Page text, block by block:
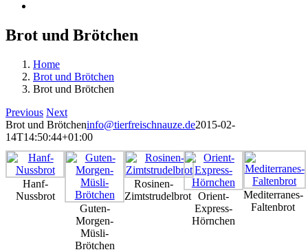
Brot und Brötchen
Home
Brot und Brötchen
Brot und Brötchen
Previous Next
Brot und Brötcheninfo@tierfreischnauze.de2015-02-
14T14:50:44+01:00
Hanf-
Nussbrot
Guten-
Morgen-
Müsli-
Brötchen
Rosinen-
Zimtstrudelbrot
Orient-
Express-
Hörnchen
Mediterranes-
Faltenbrot